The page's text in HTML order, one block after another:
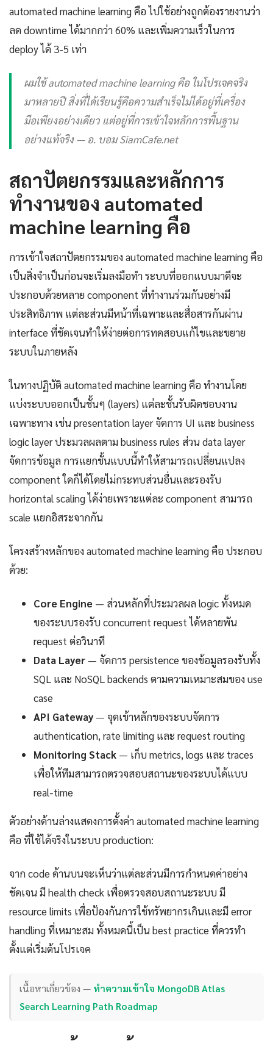
automated machine learning คือ ไปใช้อย่างถูกต้องรายงานว่า
ลด downtime ได้มากกว่า 60% และเพิ่มความเร็วในการ
deploy ได้ 3-5 เท่า
ผมใช้ automated machine learning คือ ในโปรเจคจริง
มาหลายปี สิ่งที่ได้เรียนรู้คือความสำเร็จไม่ได้อยู่ที่เครื่อง
มือเพียงอย่างเดียว แต่อยู่ที่การเข้าใจหลักการพื้นฐาน
อย่างแท้จริง — อ. บอม SiamCafe.net
สถาปัตยกรรมและหลักการ
ทำงานของ automated
machine learning คือ
การเข้าใจสถาปัตยกรรมของ automated machine learning คือ
เป็นสิ่งจำเป็นก่อนจะเริ่มลงมือทำ ระบบที่ออกแบบมาดีจะ
ประกอบด้วยหลาย component ที่ทำงานร่วมกันอย่างมี
ประสิทธิภาพ แต่ละส่วนมีหน้าที่เฉพาะและสื่อสารกันผ่าน
interface ที่ชัดเจนทำให้ง่ายต่อการทดสอบแก้ไขและขยาย
ระบบในภายหลัง
ในทางปฏิบัติ automated machine learning คือ ทำงานโดย
แบ่งระบบออกเป็นชั้นๆ (layers) แต่ละชั้นรับผิดชอบงาน
เฉพาะทาง เช่น presentation layer จัดการ UI และ business
logic layer ประมวลผลตาม business rules ส่วน data layer
จัดการข้อมูล การแยกชั้นแบบนี้ทำให้สามารถเปลี่ยนแปลง
component ใดก็ได้โดยไม่กระทบส่วนอื่นและรองรับ
horizontal scaling ได้ง่ายเพราะแต่ละ component สามารถ
scale แยกอิสระจากกัน
โครงสร้างหลักของ automated machine learning คือ ประกอบ
ด้วย:
Core Engine — ส่วนหลักที่ประมวลผล logic ทั้งหมด
ของระบบรองรับ concurrent request ได้หลายพัน
request ต่อวินาที
Data Layer — จัดการ persistence ของข้อมูลรองรับทั้ง
SQL และ NoSQL backends ตามความเหมาะสมของ use
case
API Gateway — จุดเข้าหลักของระบบจัดการ
authentication, rate limiting และ request routing
Monitoring Stack — เก็บ metrics, logs และ traces
เพื่อให้ทีมสามารถตรวจสอบสถานะของระบบได้แบบ
real-time
ตัวอย่างด้านล่างแสดงการตั้งค่า automated machine learning
คือ ที่ใช้ได้จริงในระบบ production:
จาก code ด้านบนจะเห็นว่าแต่ละส่วนมีการกำหนดค่าอย่าง
ชัดเจน มี health check เพื่อตรวจสอบสถานะระบบ มี
resource limits เพื่อป้องกันการใช้ทรัพยากรเกินและมี error
handling ที่เหมาะสม ทั้งหมดนี้เป็น best practice ที่ควรทำ
ตั้งแต่เริ่มต้นโปรเจค
เนื้อหาเกี่ยวข้อง — ทำความเข้าใจ MongoDB Atlas
Search Learning Path Roadmap